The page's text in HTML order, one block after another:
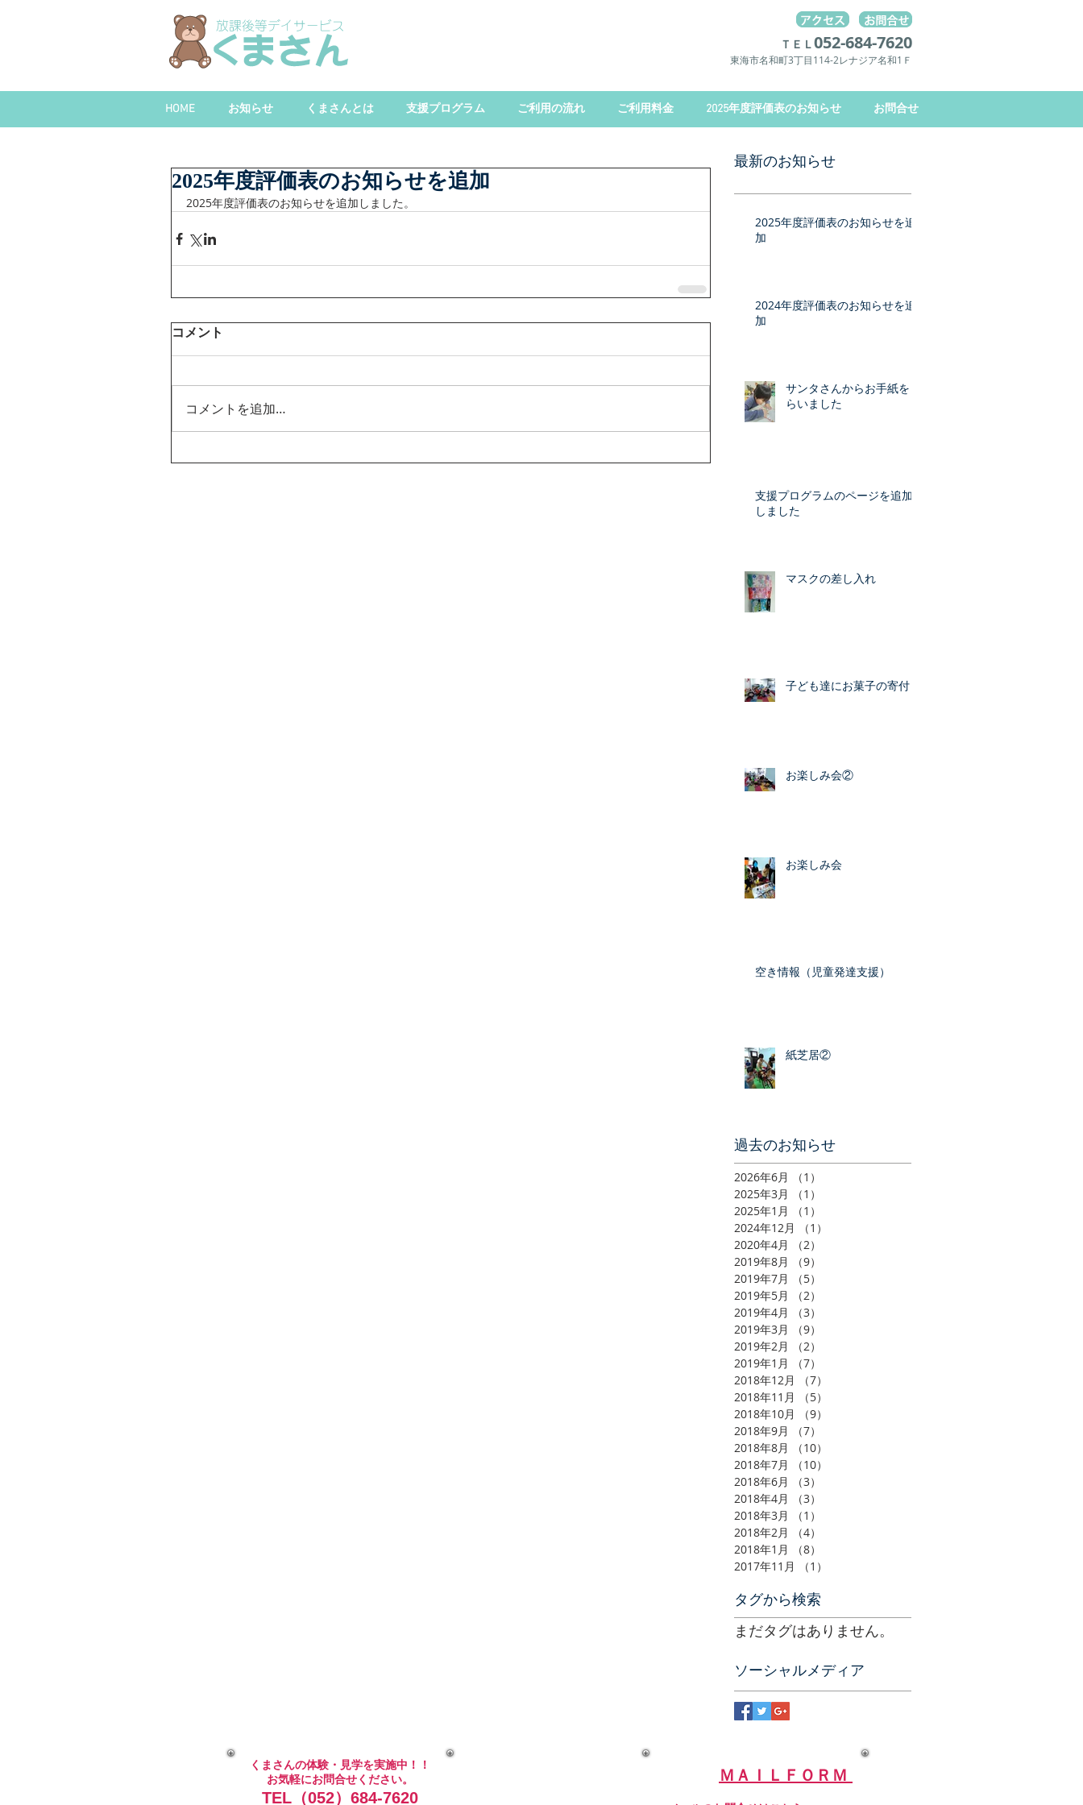
ＴＥＬ052-684-7620
東海市名和町3丁目114-2レナジア名和1Ｆ
HOME お知らせ くまさんとは 支援プログラム ご利用の流れ ご利用料金 2025年度評価表のお知らせ お問合せ
2025年度評価表のお知らせを追加
2025年度評価表のお知らせを追加しました。
コメント
コメントを追加…
最新のお知らせ
2025年度評価表のお知らせを追
加
2024年度評価表のお知らせを追
加
サンタさんからお手紙をも
らいました
支援プログラムのページを追加
しました
マスクの差し入れ
子ども達にお菓子の寄付
お楽しみ会②
お楽しみ会
空き情報（児童発達支援）
紙芝居②
​過去のお知らせ
2026年6月 （1）
2025年3月
（1）
2025年1月
（1）
2024年12月
（1）
2020年4月
（2）
2019年8月
（9）
2019年7月
（5）
2019年5月
（2）
2019年4月
（3）
2019年3月
（9）
2019年2月
（2）
2019年1月
（7）
2018年12月
（7）
2018年11月
（5）
2018年10月
（9）
2018年9月
（7）
2018年8月
（10）
2018年7月
（10）
2018年6月
（3）
2018年4月
（3）
2018年3月
（1）
2018年2月
（4）
2018年1月
（8）
2017年11月
（1）
タグから検索
まだタグはありません。
ソーシャルメディア
くまさんの体験・見学を実施中！！
お気軽にお問合せください。
TEL（052）684-7620
ＭＡＩＬＦＯＲＭ